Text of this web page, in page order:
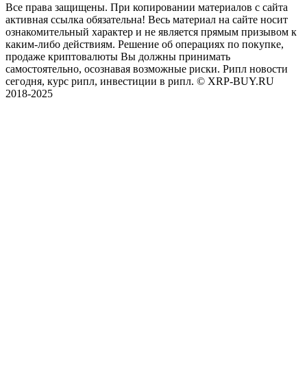
Все права защищены. При копировании материалов с сайта
активная ссылка обязательна! Весь материал на сайте носит
ознакомительный характер и не является прямым призывом к
каким-либо действиям. Решение об операциях по покупке,
продаже криптовалюты Вы должны принимать
самостоятельно, осознавая возможные риски. Рипл новости
сегодня, курс рипл, инвестиции в рипл. © XRP-BUY.RU
2018-2025